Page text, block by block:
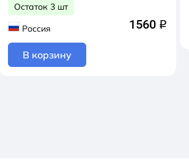
Остаток 3 шт
Россия
1560 q
В корзину